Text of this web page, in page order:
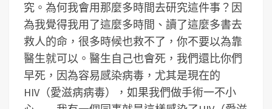
究。為何我會用那麼多時間去研究這件事？因
為我覺得我用了這麼多時間、讀了這麼多書去
救人的命，很多時候也救不了，你不要以為靠
醫生就可以。醫生自己也會死，我們還比你們
早死，因為容易感染病毒，尤其是現在的
HIV（愛滋病病毒），如果我們做手術一不小